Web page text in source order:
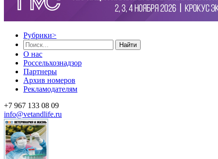
Рубрики>
Найти
О нас
Россельхознадзор
Партнеры
Архив номеров
Рекламодателям
+7 967 133 08 09
info@vetandlife.ru